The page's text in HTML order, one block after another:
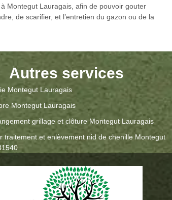
Montegut Lauragais, afin de pouvoir gouter
de scarifier, et l’entretien du gazon ou de la
Autres services
Montegut Lauragais
Montegut Lauragais
grillage et clôture Montegut Lauragais
traitement et enlèvement nid de chenille Montegut